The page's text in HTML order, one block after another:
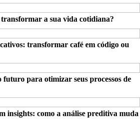
a sua vida cotidiana?
transformar café em código ou
futuro para otimizar seus processos de
insights: como a análise preditiva muda